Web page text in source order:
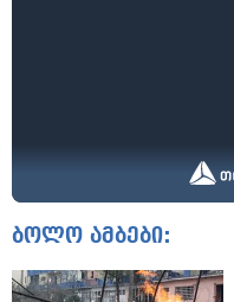
ბოლო ამბები: